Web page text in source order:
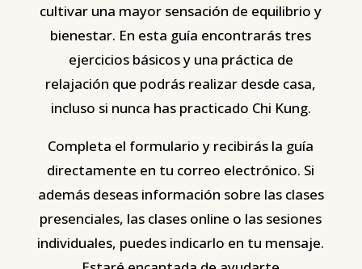
cultivar una mayor sensación de equilibrio y
bienestar. En esta guía encontrarás tres
ejercicios básicos y una práctica de
relajación que podrás realizar desde casa,
incluso si nunca has practicado Chi Kung.
Completa el formulario y recibirás la guía
directamente en tu correo electrónico. Si
además deseas información sobre las clases
presenciales, las clases online o las sesiones
individuales, puedes indicarlo en tu mensaje.